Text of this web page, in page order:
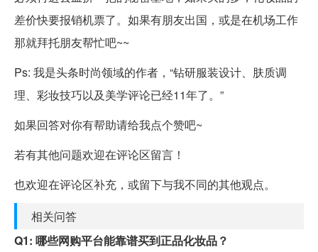
差价快要报销机票了。如果有朋友出国，或是在机场工作
那就拜托朋友帮忙吧~~
Ps: 我是头条时尚领域的作者，“钻研服装设计、肤质调
理、彩妆技巧以及美学评论已经11年了。”
如果回答对你有帮助请给我点个赞吧~
若有其他问题欢迎在评论区留言！
也欢迎在评论区补充，或留下与我不同的其他观点。
相关问答
Q1: 哪些网购平台能靠谱买到正品化妆品？